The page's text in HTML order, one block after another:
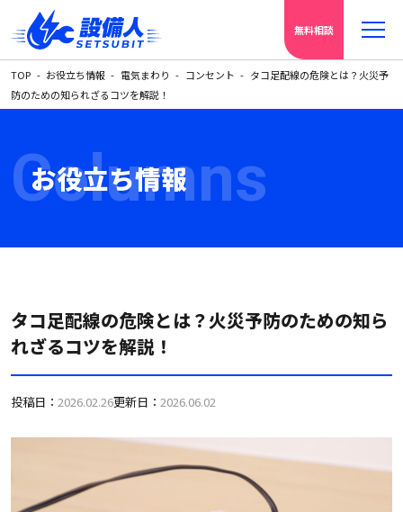
無料相談
TOP お役立ち情報 電気まわり コンセント
タコ足配線の危険とは？火災予
防のための知られざるコツを解説！
お役立ち情報
Columns
タコ足配線の危険とは？火災予防のための知ら
れざるコツを解説！
投稿日： 2026.02.26更新日： 2026.06.02